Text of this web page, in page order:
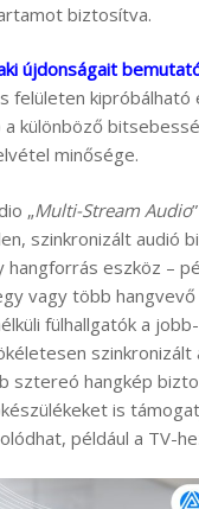
biztosítva.
újdonságait
felületen kipróbálható
különböző
minősége.
„Multi-Stream Audio
szinkronizált audió
eszköz –
vagy több
fülhallgatók a
szinkronizált
sztereó hangkép
is
például a TV-